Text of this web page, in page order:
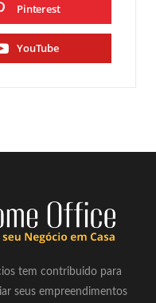
Pinterest
YouTube
tem contribuido para
seus empreendimentos